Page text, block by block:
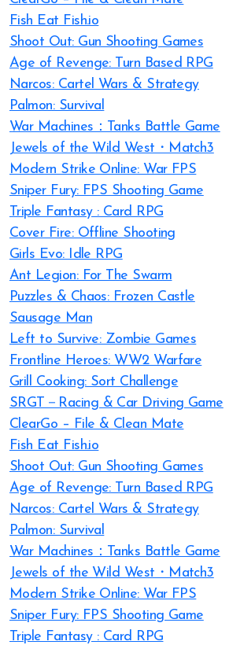
Fish Eat Fish.io
Shoot Out: Gun Shooting Games
Age of Revenge: Turn Based RPG
Narcos: Cartel Wars & Strategy
Palmon: Survival
War Machines：Tanks Battle Game
Jewels of the Wild West・Match3
Modern Strike Online: War FPS
Sniper Fury: FPS Shooting Game
Triple Fantasy : Card RPG
Cover Fire: Offline Shooting
Girls Evo: Idle RPG
Ant Legion: For The Swarm
Puzzles & Chaos: Frozen Castle
Sausage Man
Left to Survive: Zombie Games
Frontline Heroes: WW2 Warfare
Grill Cooking: Sort Challenge
SRGT－Racing & Car Driving Game
ClearGo – File & Clean Mate
Fish Eat Fish.io
Shoot Out: Gun Shooting Games
Age of Revenge: Turn Based RPG
Narcos: Cartel Wars & Strategy
Palmon: Survival
War Machines：Tanks Battle Game
Jewels of the Wild West・Match3
Modern Strike Online: War FPS
Sniper Fury: FPS Shooting Game
Triple Fantasy : Card RPG